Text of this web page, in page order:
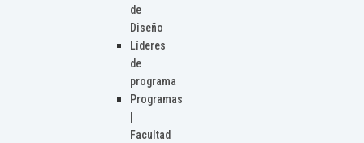
de
Diseño
Líderes
de
programa
Programas
Facultad